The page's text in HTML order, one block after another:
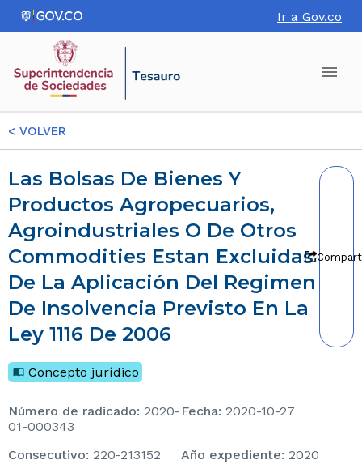
Ir a Gov.co
< VOLVER
Las Bolsas De Bienes Y
Productos Agropecuarios,
Agroindustriales O De Otros
Commodities Estan Excluidas
De La Aplicación Del Regimen
De Insolvencia Previsto En La
Ley 1116 De 2006
Concepto jurídico
Número de radicado: 2020-
01-000343
Fecha: 2020-10-27
consecutivo: 220-213152 Año expediente: 2020